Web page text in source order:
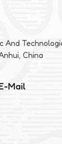
And
China
Mail